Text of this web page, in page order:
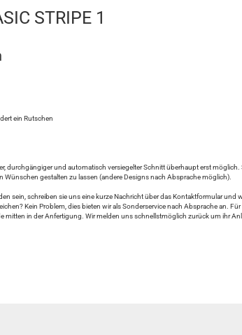
STRIPE 1
ein Rutschen
durchgängiger und automatisch versiegelter Schnitt überhaupt erst
gestalten zu lassen (andere Designs nach Absprache möglich).
sein, schreiben sie uns eine kurze Nachricht über das Kontaktformular und
Kein Problem, dies bieten wir als Sonderservice nach Absprache an.
mitten in der Anfertigung. Wir melden uns schnellstmöglich zurück um ihr